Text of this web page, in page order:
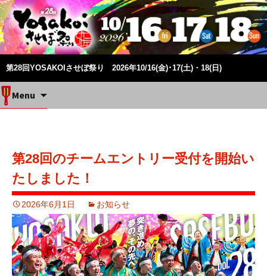
第28回YOSAKOIさせぼ祭り 2026年10/16(金)･17(土)・18(日)
Menu
第28回のチームエントリー受付を開始い
たしました！
2026年6月1日 お知らせ